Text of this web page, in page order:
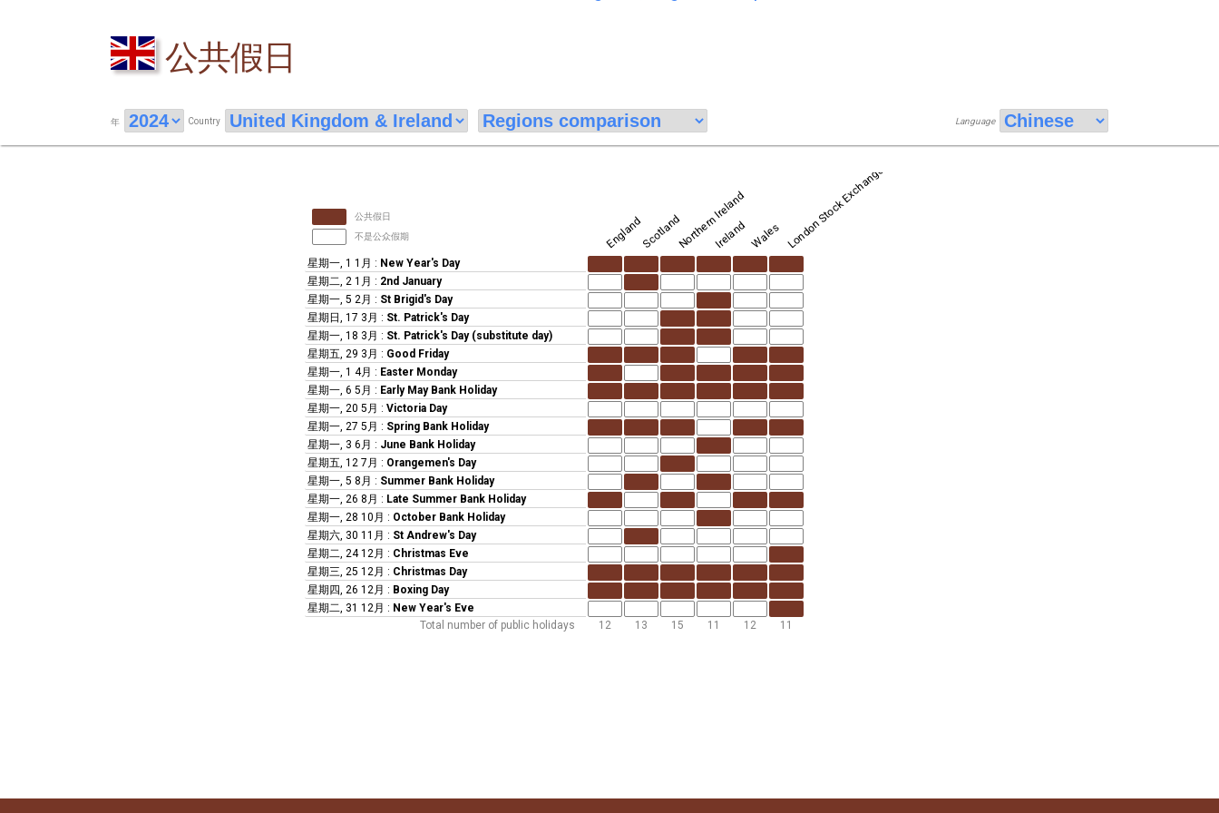
公共假日
年 Country Language
公共假日
不是公众假期
EnglandScotlandNorthern Ireland
IrelandWales London Stock Exchange
星期一, 1 1月 : New Year's Day
星期二, 2 1月 : 2nd January
星期一, 5 2月 : St Brigid's Day
星期日, 17 3月 : St. Patrick's Day
星期一, 18 3月 : St. Patrick's Day (substitute day)
星期五, 29 3月 : Good Friday
星期一, 1 4月 : Easter Monday
星期一, 6 5月 : Early May Bank Holiday
星期一, 20 5月 : Victoria Day
星期一, 27 5月 : Spring Bank Holiday
星期一, 3 6月 : June Bank Holiday
星期五, 12 7月 : Orangemen's Day
星期一, 5 8月 : Summer Bank Holiday
星期一, 26 8月 : Late Summer Bank Holiday
星期一, 28 10月 : October Bank Holiday
星期六, 30 11月 : St Andrew's Day
星期二, 24 12月 : Christmas Eve
星期三, 25 12月 : Christmas Day
星期四, 26 12月 : Boxing Day
星期二, 31 12月 : New Year's Eve
Total number of public holidays
12 13 15 11 12 11